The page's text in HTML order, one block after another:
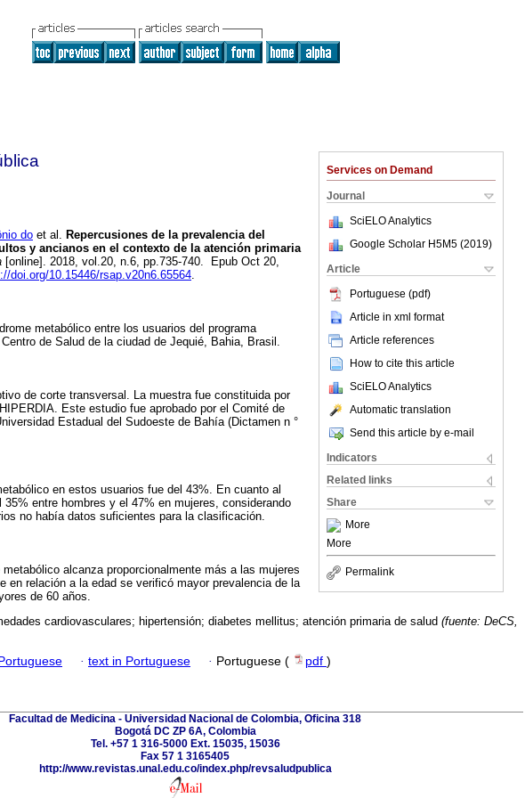
Services on Demand
Journal
SciELO Analytics
Google Scholar H5M5 (2019)
Article
Portuguese (pdf)
Article in xml format
Article references
How to cite this article
SciELO Analytics
Automatic translation
Send this article by e-mail
Indicators
Related links
Share
More
More
Permalink
do et al. Repercusiones de la prevalencia del
y ancianos en el contexto de la atención primaria
[online]. 2018, vol.20, n.6, pp.735-740. Epub Oct 20,
doi.org/10.15446/rsap.v20n6.65564.
metabólico entre los usuarios del programa
de Salud de la ciudad de Jequié, Bahia, Brasil.
de corte transversal. La muestra fue constituida por
Este estudio fue aprobado por el Comité de
Estadual del Sudoeste de Bahía (Dictamen n °
en estos usuarios fue del 43%. En cuanto al
35% entre hombres y el 47% en mujeres, considerando
no había datos suficientes para la clasificación.
alcanza proporcionalmente más a las mujeres
en relación a la edad se verificó mayor prevalencia de la
de 60 años.
cardiovasculares; hipertensión; diabetes mellitus; atención primaria de salud (fuente: DeCS,
Portuguese · text in Portuguese · Portuguese ( pdf )
Facultad de Medicina - Universidad Nacional de Colombia, Oficina 318
Bogotá DC ZP 6A, Colombia
Tel. +57 1 316-5000 Ext. 15035, 15036
Fax 57 1 3165405
http://www.revistas.unal.edu.co/index.php/revsaludpublica